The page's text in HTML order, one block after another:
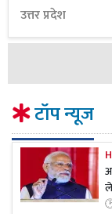
उत्तर प्रदेश
टॉप न्यूज